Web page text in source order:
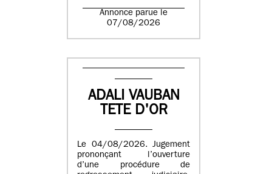
Annonce parue le
07/08/2026
ADALI VAUBAN
TETE D'OR
Le 04/08/2026. Jugement
prononçant l’ouverture
d’une procédure de